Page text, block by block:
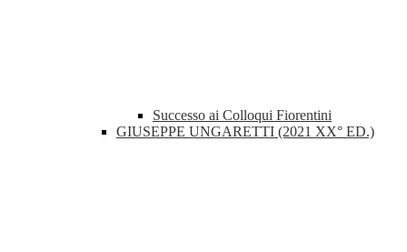
Successo ai Colloqui Fiorentini
GIUSEPPE UNGARETTI (2021 XX° ED.)